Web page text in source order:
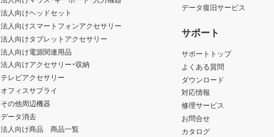
法人向けヘッドセット
法人向けスマートフォンアクセサリー
法人向けタブレットアクセサリー
法人向け電源関連用品
法人向けアクセサリー・収納
テレビアクセサリー
オフィスサプライ
その他周辺機器
データ消去
法人向け商品 商品一覧
データ復旧サービス
サポート
サポートトップ
よくある質問
ダウンロード
対応情報
修理サービス
お問合せ
カタログ